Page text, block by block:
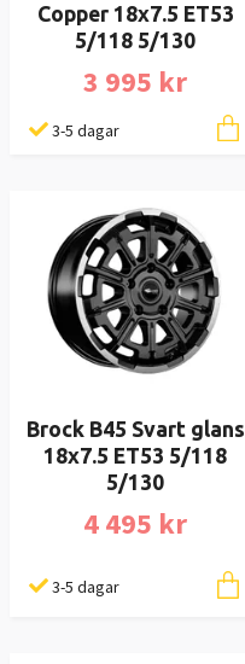
Copper 18x7.5 ET53
5/118 5/130
3 995 kr
3-5 dagar
Brock B45 Svart glans
18x7.5 ET53 5/118
5/130
4 495 kr
3-5 dagar